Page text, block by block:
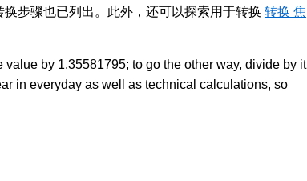
步骤也已列出。此外，还可以探索用于转换 转换 焦
by 1.35581795; to go the other way, divide by it
in everyday as well as technical calculations, so